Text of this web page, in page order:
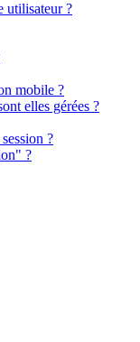
utilisateur ?
mobile ?
elles gérées ?
?
?